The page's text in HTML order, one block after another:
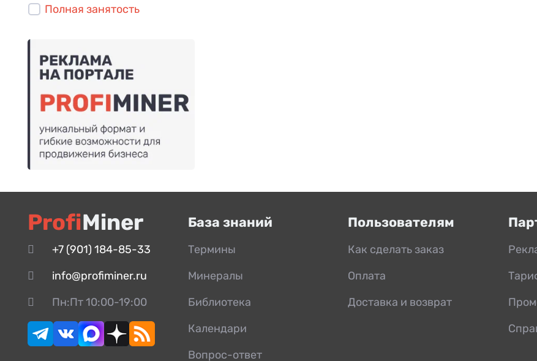
Полная занятость
ProfiMiner
+7 (901) 184-85-33
info@profiminer.ru
Пн:Пт 10:00-19:00
База знаний
Термины
Минералы
Библиотека
Календари
Вопрос-ответ
Пользователям
Как сделать заказ
Оплата
Доставка и возврат